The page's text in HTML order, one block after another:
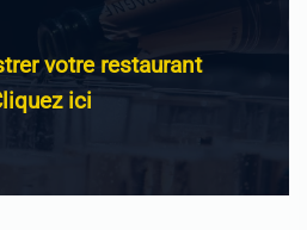
votre restaurant
ici